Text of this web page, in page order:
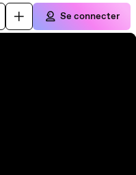
Se connecter